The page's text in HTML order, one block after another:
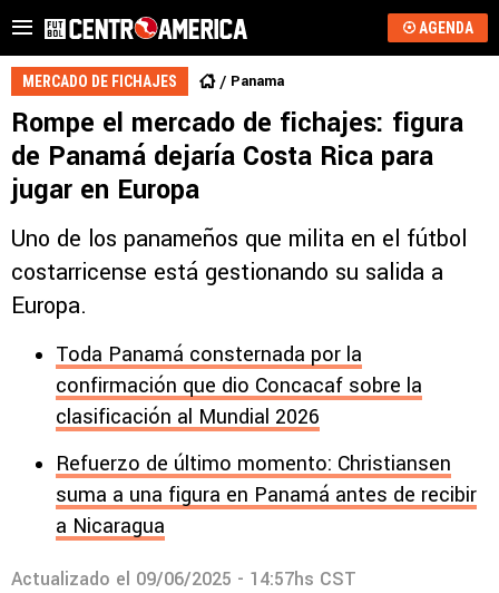
AGENDA
MERCADO DE FICHAJES Panama
Rompe el mercado de fichajes: figura
de Panamá dejaría Costa Rica para
jugar en Europa
Uno de los panameños que milita en el fútbol
costarricense está gestionando su salida a
Europa.
Toda Panamá consternada por la
confirmación que dio Concacaf sobre la
clasificación al Mundial 2026
Refuerzo de último momento: Christiansen
suma a una figura en Panamá antes de recibir
a Nicaragua
Actualizado el 09/06/2025 - 14:57hs CST